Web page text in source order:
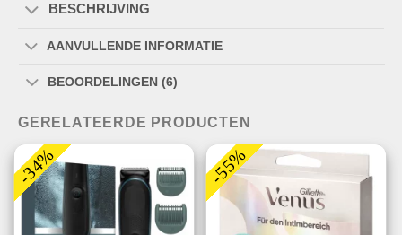
BESCHRIJVING
AANVULLENDE INFORMATIE
BEOORDELINGEN (6)
GERELATEERDE PRODUCTEN
-34% -55%